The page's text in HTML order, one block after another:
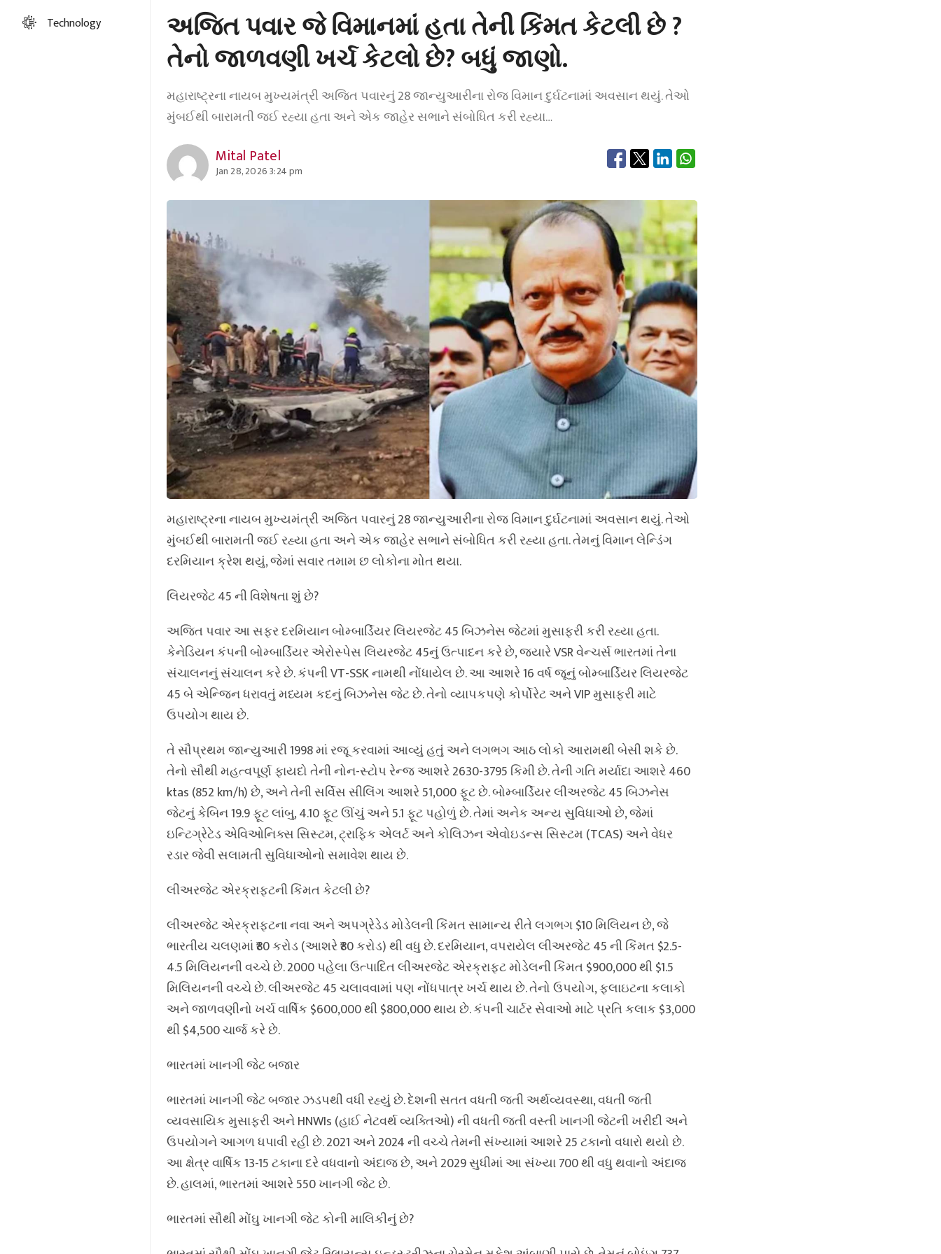
Technology
અજિત પવાર જે વિમાનમાં હતા તેની કિંમત કેટલી છે ?
તેનો જાળવણી ખર્ચ કેટલો છે? બધું જાણો.
મહારાષ્ટ્રના નાયબ મુખ્યમંત્રી અજિત પવારનું 28 જાન્યુઆરીના રોજ વિમાન દુર્ઘટનામાં અવસાન થયું. તેઓ
મુંબઈથી બારામતી જઈ રહ્યા હતા અને એક જાહેર સભાને સંબોધિત કરી રહ્યા…
Mital Patel
Jan 28, 2026 3:24 pm
મહારાષ્ટ્રના નાયબ મુખ્યમંત્રી અજિત પવારનું 28 જાન્યુઆરીના રોજ વિમાન દુર્ઘટનામાં અવસાન થયું. તેઓ
મુંબઈથી બારામતી જઈ રહ્યા હતા અને એક જાહેર સભાને સંબોધિત કરી રહ્યા હતા. તેમનું વિમાન લેન્ડિંગ
દરમિયાન ક્રેશ થયું, જેમાં સવાર તમામ છ લોકોના મોત થયા.
લિયરજેટ 45 ની વિશેષતા શું છે?
અજિત પવાર આ સફર દરમિયાન બોમ્બાર્ડિયર લિયરજેટ 45 બિઝનેસ જેટમાં મુસાફરી કરી રહ્યા હતા.
કેનેડિયન કંપની બોમ્બાર્ડિયર એરોસ્પેસ લિયરજેટ 45નું ઉત્પાદન કરે છે, જ્યારે VSR વેન્ચર્સ ભારતમાં તેના
સંચાલનનું સંચાલન કરે છે. કંપની VT-SSK નામથી નોંધાયેલ છે. આ આશરે 16 વર્ષ જૂનું બોમ્બાર્ડિયર લિયરજેટ
45 બે એન્જિન ધરાવતું મધ્યમ કદનું બિઝનેસ જેટ છે. તેનો વ્યાપકપણે કોર્પોરેટ અને VIP મુસાફરી માટે
ઉપયોગ થાય છે.
તે સૌપ્રથમ જાન્યુઆરી 1998 માં રજૂ કરવામાં આવ્યું હતું અને લગભગ આઠ લોકો આરામથી બેસી શકે છે.
તેનો સૌથી મહત્વપૂર્ણ ફાયદો તેની નોન-સ્ટોપ રેન્જ આશરે 2630-3795 કિમી છે. તેની ગતિ મર્યાદા આશરે 460
ktas (852 km/h) છે, અને તેની સર્વિસ સીલિંગ આશરે 51,000 ફૂટ છે. બોમ્બાર્ડિયર લીઅરજેટ 45 બિઝનેસ
જેટનું કેબિન 19.9 ફૂટ લાંબુ, 4.10 ફૂટ ઊંચું અને 5.1 ફૂટ પહોળું છે. તેમાં અનેક અન્ય સુવિધાઓ છે, જેમાં
ઇન્ટિગ્રેટેડ એવિઓનિક્સ સિસ્ટમ, ટ્રાફિક એલર્ટ અને કોલિઝન એવોઇડન્સ સિસ્ટમ (TCAS) અને વેધર
રડાર જેવી સલામતી સુવિધાઓનો સમાવેશ થાય છે.
લીઅરજેટ એરક્રાફ્ટની કિંમત કેટલી છે?
લીઅરજેટ એરક્રાફ્ટના નવા અને અપગ્રેડેડ મોડેલની કિંમત સામાન્ય રીતે લગભગ $10 મિલિયન છે, જે
ભારતીય ચલણમાં ₹80 કરોડ (આશરે ₹80 કરોડ) થી વધુ છે. દરમિયાન, વપરાયેલ લીઅરજેટ 45 ની કિંમત $2.5-
4.5 મિલિયનની વચ્ચે છે. 2000 પહેલા ઉત્પાદિત લીઅરજેટ એરક્રાફ્ટ મોડેલની કિંમત $900,000 થી $1.5
મિલિયનની વચ્ચે છે. લીઅરજેટ 45 ચલાવવામાં પણ નોંધપાત્ર ખર્ચ થાય છે. તેનો ઉપયોગ, ફ્લાઇટના કલાકો
અને જાળવણીનો ખર્ચ વાર્ષિક $600,000 થી $800,000 થાય છે. કંપની ચાર્ટર સેવાઓ માટે પ્રતિ કલાક $3,000
થી $4,500 ચાર્જ કરે છે.
ભારતમાં ખાનગી જેટ બજાર
ભારતમાં ખાનગી જેટ બજાર ઝડપથી વધી રહ્યું છે. દેશની સતત વધતી જતી અર્થવ્યવસ્થા, વધતી જતી
વ્યવસાયિક મુસાફરી અને HNWIs (હાઈ નેટવર્થ વ્યક્તિઓ) ની વધતી જતી વસ્તી ખાનગી જેટની ખરીદી અને
ઉપયોગને આગળ ધપાવી રહી છે. 2021 અને 2024 ની વચ્ચે તેમની સંખ્યામાં આશરે 25 ટકાનો વધારો થયો છે.
આ ક્ષેત્ર વાર્ષિક 13-15 ટકાના દરે વધવાનો અંદાજ છે, અને 2029 સુધીમાં આ સંખ્યા 700 થી વધુ થવાનો અંદાજ
છે. હાલમાં, ભારતમાં આશરે 550 ખાનગી જેટ છે.
ભારતમાં સૌથી મોંઘુ ખાનગી જેટ કોની માલિકીનું છે?